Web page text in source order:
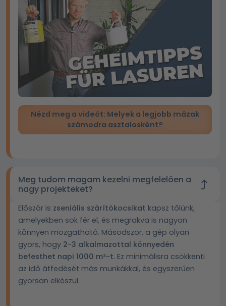
Nézd meg a videót: Melyek a legjobb mázak
számodra asztalosként?
Meg tudom magam kezelni megfelelően a
nagy projekteket?
Először is zseniális szárítókocsikat kapsz tőlünk,
amelyekben sok fér el, és megrakva is nagyon
könnyen mozgatható. Másodszor, a gép olyan
gyors, hogy 2-3 alkalmazottal könnyedén
befesthet napi 1000 m²-t. Ez minimálisra csökkenti
az idő átfedését más munkákkal, és egyszerűen
gyorsan elkészül.